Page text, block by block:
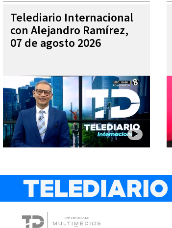
Telediario Internacional
con Alejandro Ramírez,
07 de agosto 2026